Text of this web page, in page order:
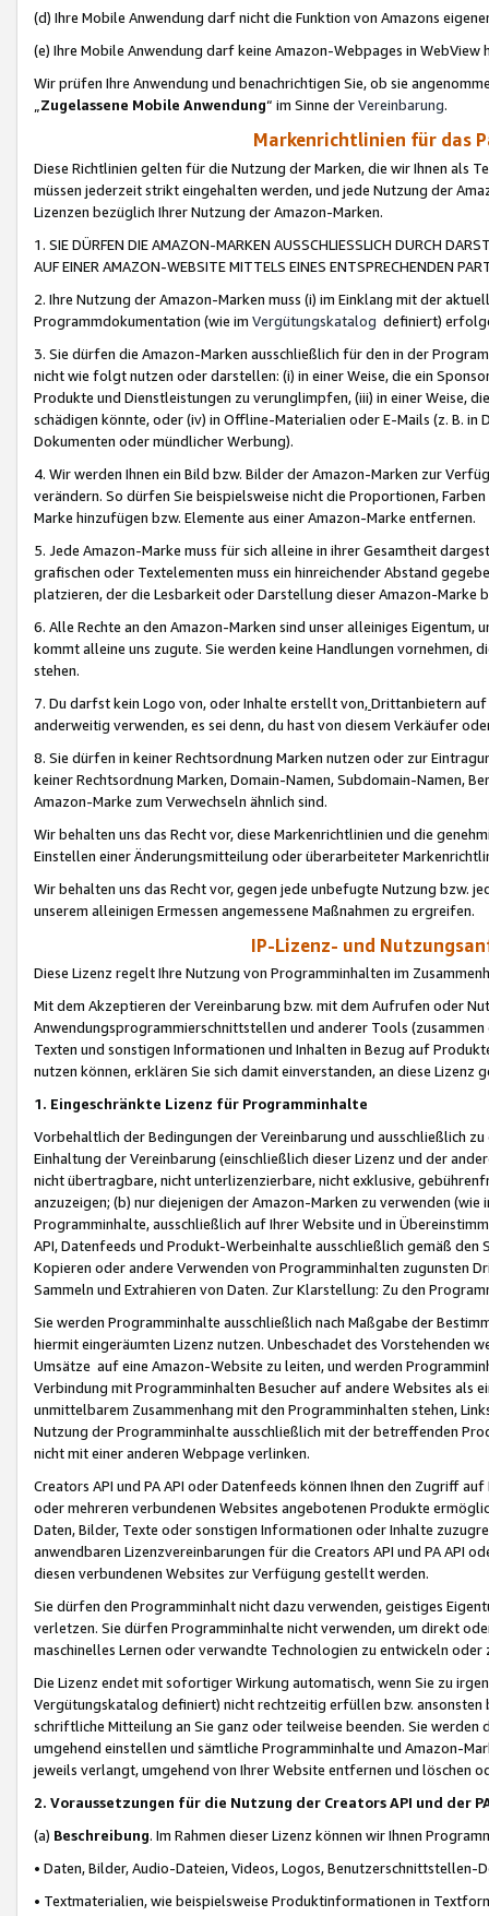
(d) Ihre Mobile Anwendung darf nicht die Funktion von Amazons
(e) Ihre Mobile Anwendung darf keine Amazon-Webpages in WebView
Wir prüfen Ihre Anwendung und benachrichtigen Sie, ob sie
„Zugelassene Mobile Anwendung“ im Sinne derVereinbarung.
Markenrichtlinien für das
Diese Richtlinien gelten für die Nutzung der Marken, die wir Ihnen als
müssen jederzeit strikt eingehalten werden, und jede Nutzung der
Lizenzen bezüglich Ihrer Nutzung der Amazon-Marken.
1. SIE DÜRFEN DIE AMAZON-MARKEN AUSSCHLIESSLICH DURCH
AUF EINER AMAZON-WEBSITE MITTELS EINES ENTSPRECHENDEN
2. Ihre Nutzung der Amazon-Marken muss (i) im Einklang mit der
Programmdokumentation (wie im Vergütungskatalog definiert)
3. Sie dürfen die Amazon-Marken ausschließlich für den in der
nicht wie folgt nutzen oder darstellen: (i) in einer Weise, die ein
Produkte und Dienstleistungen zu verunglimpfen, (iii) in einer Weise,
schädigen könnte, oder (iv) in Offline-Materialien oder E-Mails (z. B. in
Dokumenten oder mündlicher Werbung).
4. Wir werden Ihnen ein Bild bzw. Bilder der Amazon-Marken zur
verändern. So dürfen Sie beispielsweise nicht die Proportionen,
Marke hinzufügen bzw. Elemente aus einer Amazon-Marke entfernen.
5. Jede Amazon-Marke muss für sich alleine in ihrer Gesamtheit
grafischen oder Textelementen muss ein hinreichender Abstand
platzieren, der die Lesbarkeit oder Darstellung dieser Amazon-Marke
6. Alle Rechte an den Amazon-Marken sind unser alleiniges
kommt alleine uns zugute. Sie werden keine Handlungen vornehmen,
stehen.
7. Du darfst kein Logo von, oder Inhalte erstellt von,Drittanbietern auf
anderweitig verwenden, es sei denn, du hast von diesem Verkäufer
8. Sie dürfen in keiner Rechtsordnung Marken nutzen oder zur
keiner Rechtsordnung Marken, Domain-Namen, Subdomain-Namen,
Amazon-Marke zum Verwechseln ähnlich sind.
Wir behalten uns das Recht vor, diese Markenrichtlinien und die
Einstellen einer Änderungsmitteilung oder überarbeiteter
Wir behalten uns das Recht vor, gegen jede unbefugte Nutzung bzw.
unserem alleinigen Ermessen angemessene Maßnahmen zu ergreifen.
IP-Lizenz- und
Diese Lizenz regelt Ihre Nutzung von Programminhalten im
Mit dem Akzeptieren der Vereinbarung bzw. mit dem Aufrufen oder
Anwendungsprogrammierschnittstellen und anderer Tools (zusammen
Texten und sonstigen Informationen und Inhalten in Bezug auf
nutzen können, erklären Sie sich damit einverstanden, an diese Lizenz
1. Eingeschränkte Lizenz für Programminhalte
Vorbehaltlich der Bedingungen der Vereinbarung und ausschließlich
Einhaltung der Vereinbarung (einschließlich dieser Lizenz und der
nicht übertragbare, nicht unterlizenzierbare, nicht exklusive,
anzuzeigen; (b) nur diejenigen der Amazon-Marken zu verwenden
Programminhalte, ausschließlich auf Ihrer Website und in
API, Datenfeeds und Produkt-Werbeinhalte ausschließlich gemäß
Kopieren oder andere Verwenden von Programminhalten zugunsten
Sammeln und Extrahieren von Daten. Zur Klarstellung: Zu den
Sie werden Programminhalte ausschließlich nach Maßgabe der
hiermit eingeräumten Lizenz nutzen. Unbeschadet des Vorstehenden
Umsätze auf eine Amazon-Website zu leiten, und werden
Verbindung mit Programminhalten Besucher auf andere Websites als
unmittelbarem Zusammenhang mit den Programminhalten stehen,
Nutzung der Programminhalte ausschließlich mit der betreffenden
nicht mit einer anderen Webpage verlinken.
Creators API und PA API oder Datenfeeds können Ihnen den Zugriff
oder mehreren verbundenen Websites angebotenen Produkte
Daten, Bilder, Texte oder sonstigen Informationen oder Inhalte
anwendbaren Lizenzvereinbarungen für die Creators API und PA API
diesen verbundenen Websites zur Verfügung gestellt werden.
Sie dürfen den Programminhalt nicht dazu verwenden, geistiges
verletzen. Sie dürfen Programminhalte nicht verwenden, um direkt
maschinelles Lernen oder verwandte Technologien zu entwickeln
Die Lizenz endet mit sofortiger Wirkung automatisch, wenn Sie zu
Vergütungskatalog definiert) nicht rechtzeitig erfüllen bzw. ansonsten
schriftliche Mitteilung an Sie ganz oder teilweise beenden. Sie werden
umgehend einstellen und sämtliche Programminhalte und Amazon-
jeweils verlangt, umgehend von Ihrer Website entfernen und löschen
2. Voraussetzungen für die Nutzung der Creators API und der
(a) Beschreibung. Im Rahmen dieser Lizenz können wir Ihnen
• Daten, Bilder, Audio-Dateien, Videos, Logos, Benutzerschnittstellen-
• Textmaterialien, wie beispielsweise Produktinformationen in